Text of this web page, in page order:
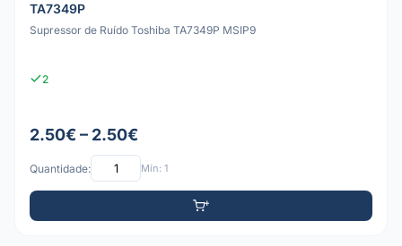
TA7349P
Supressor de Ruído Toshiba TA7349P MSIP9
2
2.50€ – 2.50€
Quantidade: Mín: 1